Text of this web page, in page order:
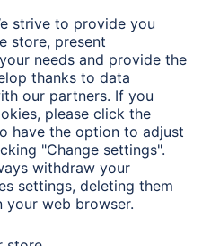
Data, Funkcja alarmu,
Termometr (od +0°C do
+50°C)
Materiał syntetyczny
Materiał syntetyczny
Manualne